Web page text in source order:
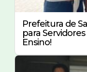
Prefeitura de
para
Ensino!